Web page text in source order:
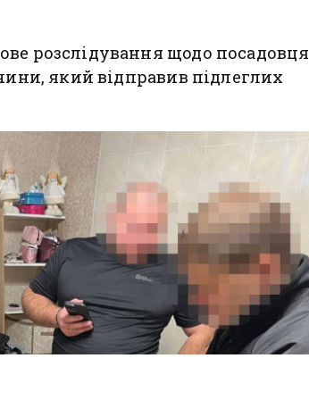
розслідування щодо посадовця
який відправив підлеглих